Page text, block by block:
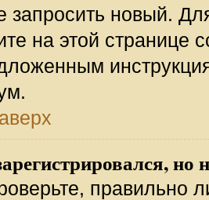
запросить новый.
на этой странице
но
правильно